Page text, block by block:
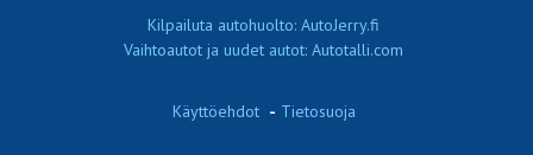
Kilpailuta autohuolto: AutoJerry.fi
Vaihtoautot ja uudet autot: Autotalli.com
Käyttöehdot - Tietosuoja